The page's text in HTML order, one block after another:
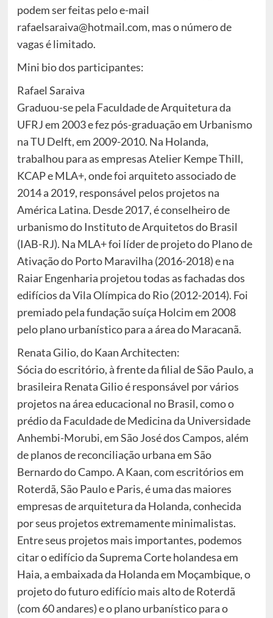
podem ser feitas pelo e-mail
rafaelsaraiva@hotmail.com, mas o número de
vagas é limitado.
Mini bio dos participantes:
Rafael Saraiva
Graduou-se pela Faculdade de Arquitetura da
UFRJ em 2003 e fez pós-graduação em Urbanismo
na TU Delft, em 2009-2010. Na Holanda,
trabalhou para as empresas Atelier Kempe Thill,
KCAP e MLA+, onde foi arquiteto associado de
2014 a 2019, responsável pelos projetos na
América Latina. Desde 2017, é conselheiro de
urbanismo do Instituto de Arquitetos do Brasil
(IAB-RJ). Na MLA+ foi líder de projeto do Plano de
Ativação do Porto Maravilha (2016-2018) e na
Raiar Engenharia projetou todas as fachadas dos
edifícios da Vila Olímpica do Rio (2012-2014). Foi
premiado pela fundação suíça Holcim em 2008
pelo plano urbanístico para a área do Maracanã.
Renata Gilio, do Kaan Architecten:
Sócia do escritório, à frente da filial de São Paulo, a
brasileira Renata Gilio é responsável por vários
projetos na área educacional no Brasil, como o
prédio da Faculdade de Medicina da Universidade
Anhembi-Morubi, em São José dos Campos, além
de planos de reconciliação urbana em São
Bernardo do Campo. A Kaan, com escritórios em
Roterdã, São Paulo e Paris, é uma das maiores
empresas de arquitetura da Holanda, conhecida
por seus projetos extremamente minimalistas.
Entre seus projetos mais importantes, podemos
citar o edifício da Suprema Corte holandesa em
Haia, a embaixada da Holanda em Moçambique, o
projeto do futuro edifício mais alto de Roterdã
(com 60 andares) e o plano urbanístico para o